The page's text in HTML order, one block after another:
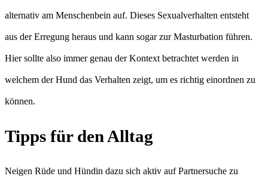
alternativ am Menschenbein auf. Dieses Sexualverhalten entsteht
aus der Erregung heraus und kann sogar zur Masturbation führen.
Hier sollte also immer genau der Kontext betrachtet werden in
welchem der Hund das Verhalten zeigt, um es richtig einordnen zu
können.
Tipps für den Alltag
Neigen Rüde und Hündin dazu sich aktiv auf Partnersuche zu